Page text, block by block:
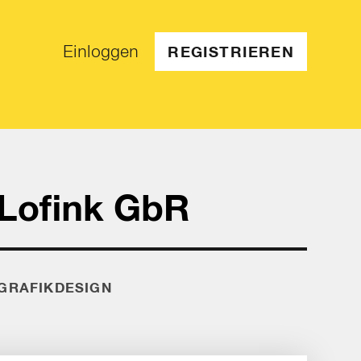
Einloggen REGISTRIEREN
GbR